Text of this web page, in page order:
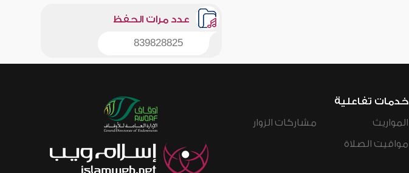
عدد مرات الحفظ
839828825
خدمات تفاعلية
المواريث
مواقيت الصلاة
مشاركات الزوار